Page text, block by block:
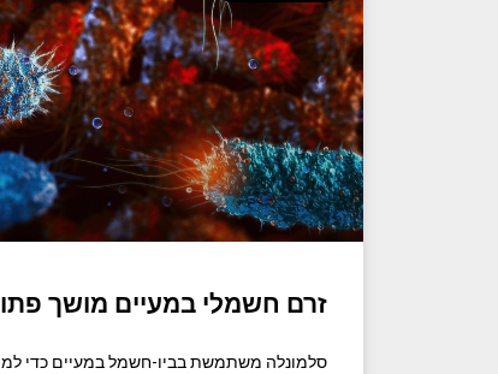
זרם חשמלי במעיים מושך
סלמונלה משתמשת בביו-חשמל במעיים כדי